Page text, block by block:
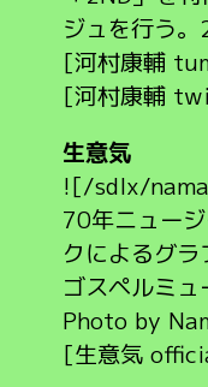
ジュを行う
[河村康輔
[河村康輔
生意気
![/sdlx/
70年ニュー
クによるグ
ゴスペルミ
Photo by
[生意気